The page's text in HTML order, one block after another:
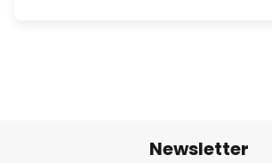
Newsletter